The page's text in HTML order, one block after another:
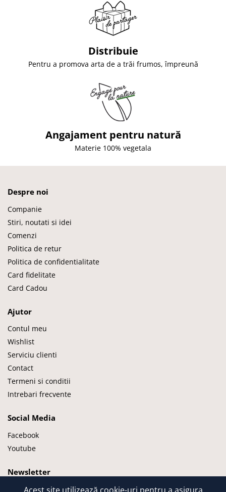
Distribuie
Pentru a promova arta de a trăi frumos, împreună
Angajament pentru natură
Materie 100% vegetala
Despre noi
Companie
Stiri, noutati si idei
Comenzi
Politica de retur
Politica de confidentialitate
Card fidelitate
Card Cadou
Ajutor
Contul meu
Wishlist
Serviciu clienti
Contact
Termeni si conditii
Intrebari frecvente
Social Media
Facebook
Youtube
Newsletter
Acest site utilizează cookie-uri pentru a asigura